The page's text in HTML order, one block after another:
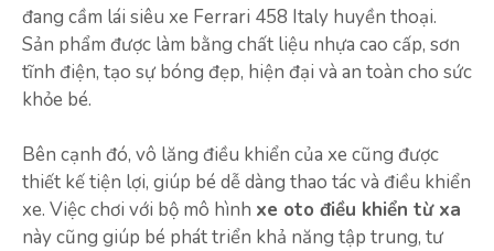
đang cầm lái siêu xe Ferrari 458 Italy huyền thoại.
Sản phẩm được làm bằng chất liệu nhựa cao cấp, sơn
tĩnh điện, tạo sự bóng đẹp, hiện đại và an toàn cho sức
khỏe bé.
Bên cạnh đó, vô lăng điều khiển của xe cũng được
thiết kế tiện lợi, giúp bé dễ dàng thao tác và điều khiển
xe. Việc chơi với bộ mô hình xe oto điều khiển từ xa
này cũng giúp bé phát triển khả năng tập trung, tư